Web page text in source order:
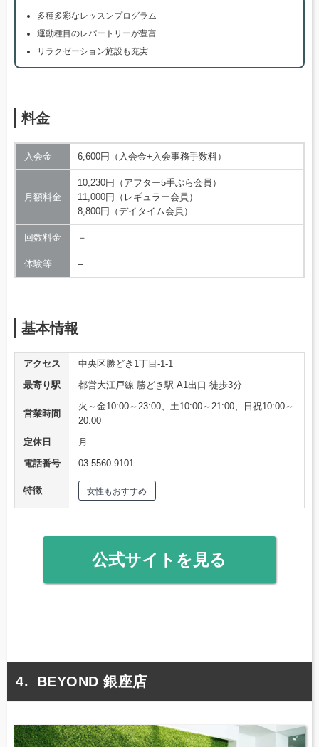
多種多彩なレッスンプログラム
運動種目のレパートリーが豊富
リラクゼーション施設も充実
料金
入会金 6,600円（入会金+入会事務手数料）
月額料金
10,230円（アフター5手ぶら会員）
11,000円（レギュラー会員）
8,800円（デイタイム会員）
回数料金 －
体験等 –
基本情報
アクセス
中央区勝どき1丁目-1-1
最寄り駅
都営大江戸線 勝どき駅 A1出口 徒歩3分
営業時間
火～金10:00～23:00、土10:00～21:00、日祝10:00～
20:00
定休日
月
電話番号
03-5560-9101
特徴 女性もおすすめ
公式サイトを見る
BEYOND 銀座店